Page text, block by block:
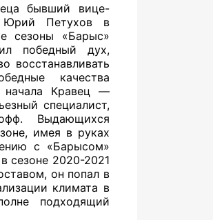
бывший вице-
Юрий Петухов в
сезоны «Барыс»
победный дух,
восстанавливать
качества
начала Кравец —
специалист,
Выдающихся
имея в руках
с «Барысом»
сезоне 2020-2021
он попал в
климата в
подходящий